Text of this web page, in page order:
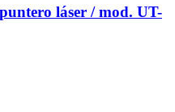
láser / mod. UT-